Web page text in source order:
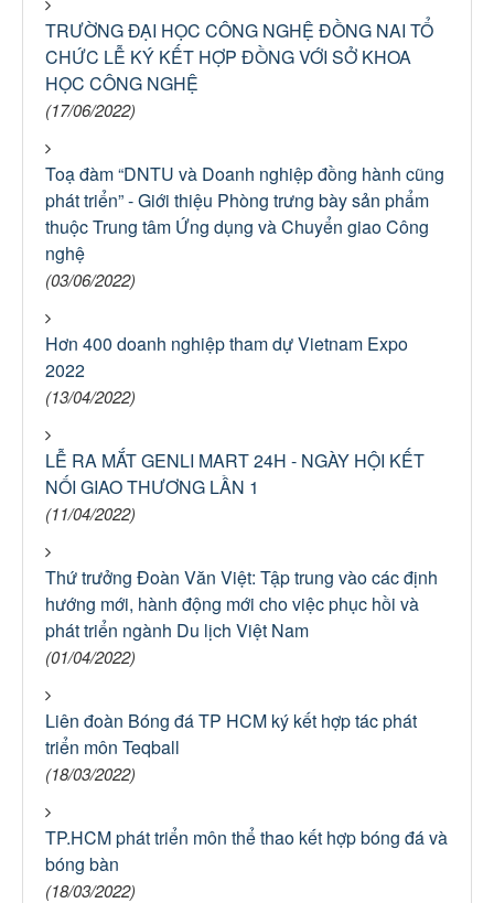
TRƯỜNG ĐẠI HỌC CÔNG NGHỆ ĐỒNG NAI TỔ
CHỨC LỄ KÝ KẾT HỢP ĐỒNG VỚI SỞ KHOA
HỌC CÔNG NGHỆ
(17/06/2022)
Toạ đàm “DNTU và Doanh nghiệp đồng hành cũng
phát triển” - Giới thiệu Phòng trưng bày sản phẩm
thuộc Trung tâm Ứng dụng và Chuyển giao Công
nghệ
(03/06/2022)
Hơn 400 doanh nghiệp tham dự Vietnam Expo
2022
(13/04/2022)
LỄ RA MẮT GENLI MART 24H - NGÀY HỘI KẾT
NỐI GIAO THƯƠNG LẦN 1
(11/04/2022)
Thứ trưởng Đoàn Văn Việt: Tập trung vào các định
hướng mới, hành động mới cho việc phục hồi và
phát triển ngành Du lịch Việt Nam
(01/04/2022)
Liên đoàn Bóng đá TP HCM ký kết hợp tác phát
triển môn Teqball
(18/03/2022)
TP.HCM phát triển môn thể thao kết hợp bóng đá và
bóng bàn
(18/03/2022)